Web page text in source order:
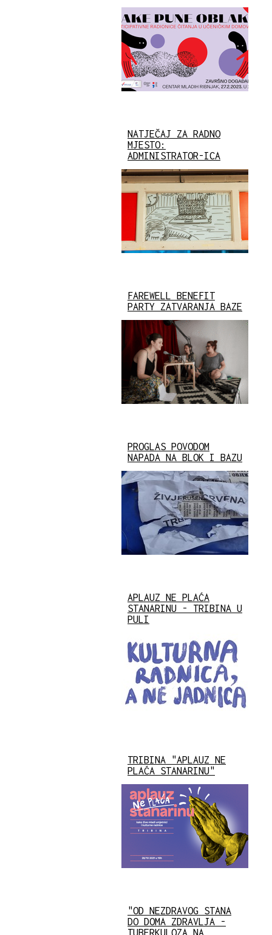
NATJEČAJ ZA RADNO
MJESTO:
ADMINISTRATOR-ICA
FAREWELL BENEFIT
PARTY ZATVARANJA BAZE
PROGLAS POVODOM
NAPADA NA BLOK I BAZU
APLAUZ NE PLAĆA
STANARINU - TRIBINA U
PULI
TRIBINA "APLAUZ NE
PLAĆA STANARINU"
"OD NEZDRAVOG STANA
DO DOMA ZDRAVLJA -
TUBERKULOZA NA